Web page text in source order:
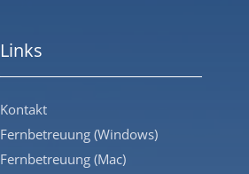
Links
Kontakt
Fernbetreuung (Windows)
Fernbetreuung (Mac)